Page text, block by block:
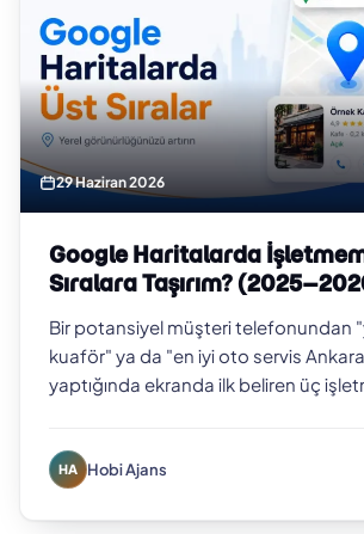
29 Haziran 2026
Google Haritalarda
Sıralara Taşırım?
Bir potansiyel müşteri telefonundan
kuaför" ya da "en iyi oto servis
yaptığında ekranda ilk beliren üç
HA Hobi Ajans